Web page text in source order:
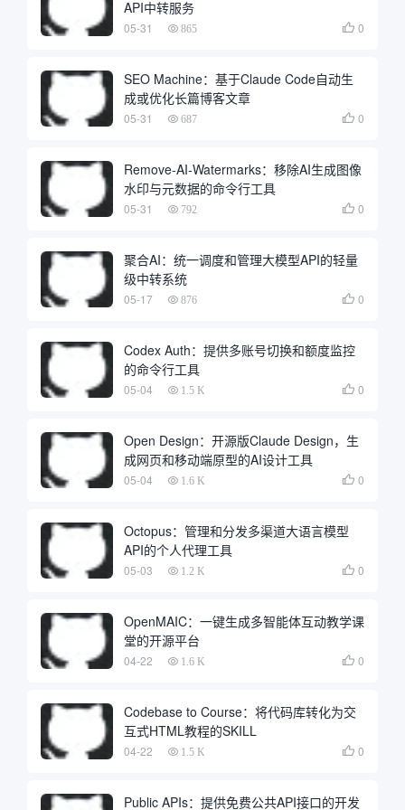
API中转服务
05-31 865  0
SEO Machine：基于Claude Code自动生
成或优化长篇博客文章
05-31 687  0
Remove-AI-Watermarks：移除AI生成图像
水印与元数据的命令行工具
05-31 792  0
聚合AI：统一调度和管理大模型API的轻量
级中转系统
05-17 876  0
Codex Auth：提供多账号切换和额度监控
的命令行工具
05-04 1.5 K  0
Open Design：开源版Claude Design，生
成网页和移动端原型的AI设计工具
05-04 1.6 K  0
Octopus：管理和分发多渠道大语言模型
API的个人代理工具
05-03 1.2 K  0
OpenMAIC：一键生成多智能体互动教学课
堂的开源平台
04-22 1.6 K  0
Codebase to Course：将代码库转化为交
互式HTML教程的SKILL
04-22 1.5 K  0
Public APIs：提供免费公共API接口的开发